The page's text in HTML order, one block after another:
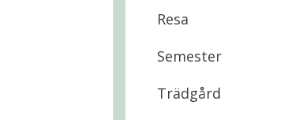
Resa
Semester
Trädgård